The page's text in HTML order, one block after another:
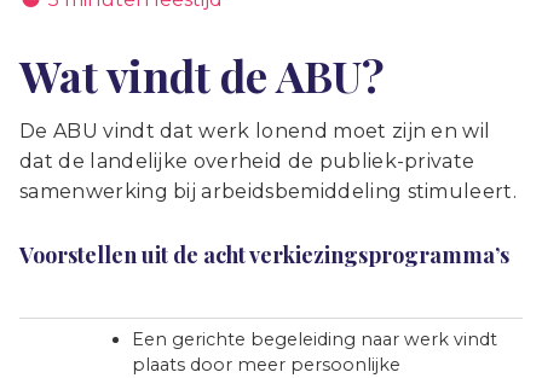
Wat vindt de ABU?
De ABU vindt dat werk lonend moet zijn en wil
dat de landelijke overheid de publiek-private
samenwerking bij arbeidsbemiddeling stimuleert.
Voorstellen uit de acht verkiezingsprogramma’s
Een gerichte begeleiding naar werk vindt
plaats door meer persoonlijke